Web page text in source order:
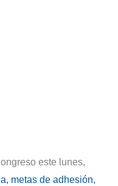
este lunes,
metas de adhesión,